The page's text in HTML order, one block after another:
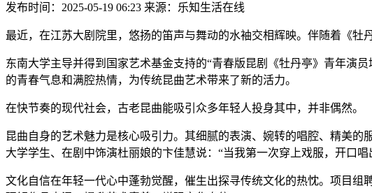
发布时间：2025-05-19 06:23 来源：乐知生活在线
最近，在江苏大剧院里，悠扬的笛声与舞动的水袖交相辉映。伴随着《牡
东南大学主导并得到国家艺术基金支持的“青春版昆剧《牡丹亭》青年演
的青春气息和满腔热情，为传统昆曲艺术带来了新的活力。
在快节奏的现代社会，古老昆曲能吸引众多年轻人投身其中，并非偶然。
昆曲自身的艺术魅力是核心吸引力。其细腻的表演、婉转的唱腔、精美
大学学生、在剧中饰演杜丽娘的卞佳慧说：“当我第一次穿上戏服，开口
文化自信在年轻一代心中蓬勃觉醒，催生出探寻传统文化的热忱。项目组